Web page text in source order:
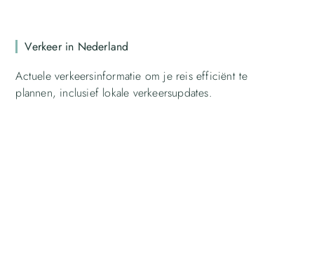
Verkeer in Nederland
Actuele verkeersinformatie om je reis efficiënt te
plannen, inclusief lokale verkeersupdates.